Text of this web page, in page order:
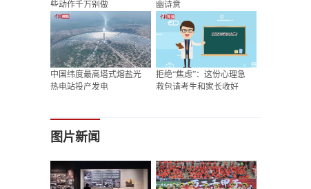
些动作千万别做
幽诗意
中国纬度最高塔式熔盐光
热电站投产发电
拒绝“焦虑”：这份心理急
救包请考生和家长收好
图片新闻